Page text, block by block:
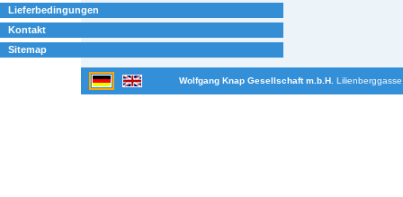
Lieferbedingungen
Kontakt
Sitemap
Wolfgang Knap Gesellschaft m.b.H.